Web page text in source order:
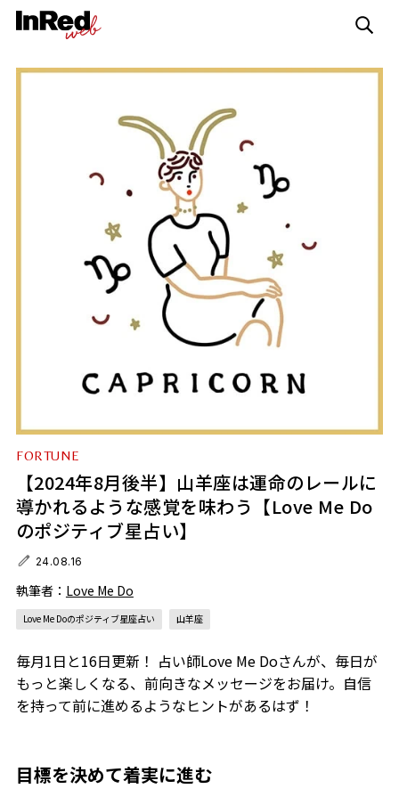
FORTUNE
【2024年8月後半】山羊座は運命のレールに
導かれるような感覚を味わう【Love Me Do
のポジティブ星占い】
24.08.16
執筆者： Love Me Do
Love Me Doのポジティブ星座占い 山羊座
毎月1日と16日更新！ 占い師Love Me Doさんが、毎日が
もっと楽しくなる、前向きなメッセージをお届け。自信
を持って前に進めるようなヒントがあるはず！
目標を決めて着実に進む